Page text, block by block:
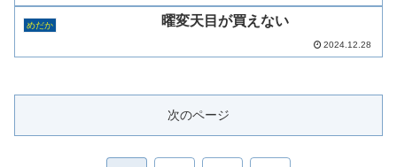
めだか 曜変天目が買えない
2024.12.28
次のページ